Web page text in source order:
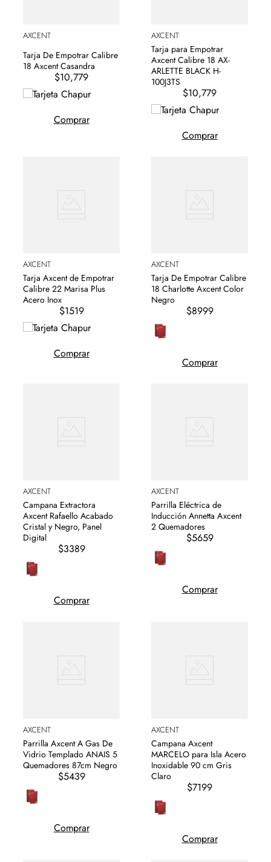
AXCENT
Tarja De Empotrar Calibre
18 Axcent Casandra
$10,779
Comprar
AXCENT
Tarja para Empotrar
Axcent Calibre 18 AX-
ARLETTE BLACK H-
100J3TS
$10,779
Comprar
AXCENT
Tarja Axcent de Empotrar
Calibre 22 Marisa Plus
Acero Inox
$1519
Comprar
AXCENT
Tarja De Empotrar Calibre
18 Charlotte Axcent Color
Negro
$8999
Comprar
AXCENT
Campana Extractora
Axcent Rafaello Acabado
Cristal y Negro, Panel
Digital
$3389
Comprar
AXCENT
Parrilla Eléctrica de
Inducción Annetta Axcent
2 Quemadores
$5659
Comprar
AXCENT
Parrilla Axcent A Gas De
Vidrio Templado ANAIS 5
Quemadores 87cm Negro
$5439
Comprar
AXCENT
Campana Axcent
MARCELO para Isla Acero
Inoxidable 90 cm Gris
Claro
$7199
Comprar